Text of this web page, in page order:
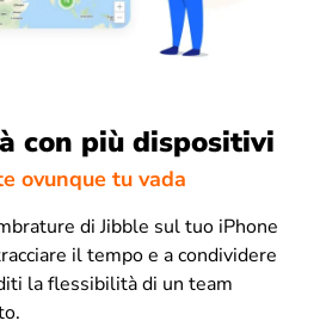
con più dispositivi
ovunque tu vada
di Jibble sul tuo iPhone
il tempo e a condividere
la flessibilità di un team